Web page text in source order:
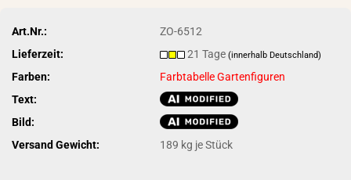
Art.Nr.:
ZO-6512
Lieferzeit:
21 Tage(innerhalb Deutschland)
Farben:
Farbtabelle Gartenfiguren
Text:
Bild:
Versand Gewicht:
189 kg je Stück